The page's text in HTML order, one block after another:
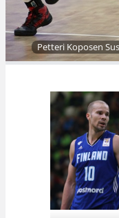
Petteri Koposen